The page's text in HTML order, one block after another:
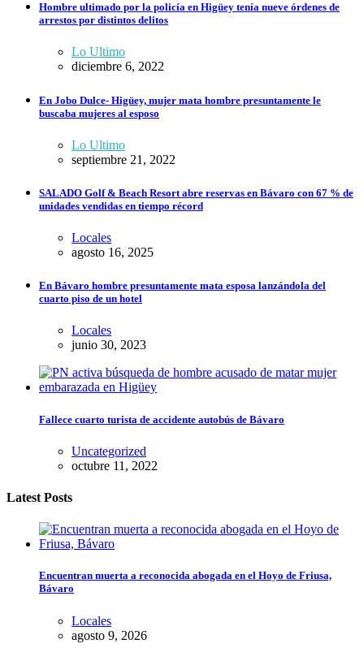
Hombre ultimado por la policía en Higüey tenía nueve órdenes de
arrestos por distintos delitos
Lo Ultimo
diciembre 6, 2022
En Jobo Dulce- Higüey, mujer mata hombre presuntamente le
buscaba mujeres al esposo
Lo Ultimo
septiembre 21, 2022
SALADO Golf & Beach Resort abre reservas en Bávaro con 67 % de
unidades vendidas en tiempo récord
Locales
agosto 16, 2025
En Bávaro hombre presuntamente mata esposa lanzándola del
cuarto piso de un hotel
Locales
junio 30, 2023
Fallece cuarto turista de accidente autobús de Bávaro
Uncategorized
octubre 11, 2022
Latest Posts
Encuentran muerta a reconocida abogada en el Hoyo de Friusa,
Bávaro
Locales
agosto 9, 2026